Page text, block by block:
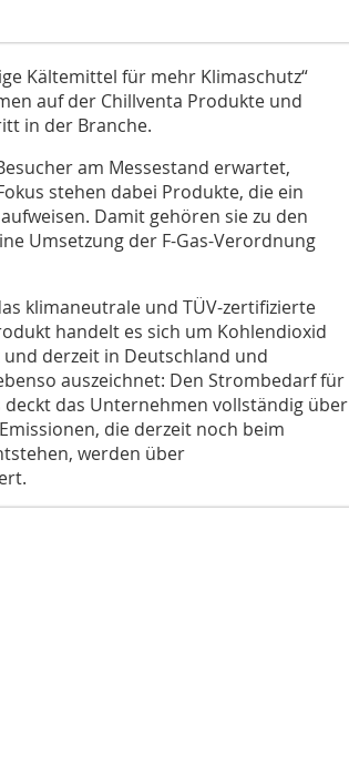
Kältemittel für mehr Klimaschutz“
auf der Chillventa Produkte und
in der Branche.
am Messestand erwartet,
stehen dabei Produkte, die ein
Damit gehören sie zu den
Umsetzung der F-Gas-Verordnung
klimaneutrale und TÜV-zertifizierte
handelt es sich um Kohlendioxid
derzeit in Deutschland und
auszeichnet: Den Strombedarf für
das Unternehmen vollständig über
die derzeit noch beim
werden über